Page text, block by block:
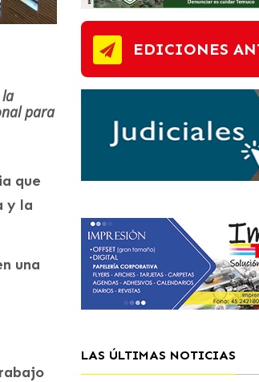
para
que
y la
una
EDICIONES
LAS ÚLTIMAS NOTICIAS